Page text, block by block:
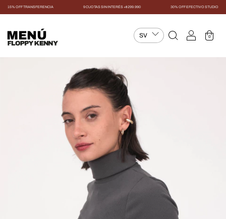
15% OFF TRANSFERENCIA 9 CUOTAS SIN INTERÉS +$299.990 30% OFF EFECTIVO STUDIO
MENÚ 0